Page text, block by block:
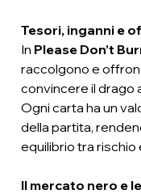
Tesori, inganni e
In Please Don’t
raccolgono e
convincere il drago
Ogni carta ha un
della partita,
equilibrio tra rischio
Il mercato nero e